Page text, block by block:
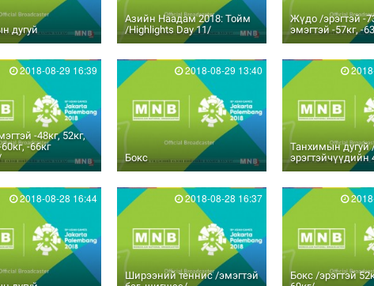
дугуй
Азийн Наадам 2018: Тойм
/Highlights Day 11/
Жүдо /эрэгтэй -
эмэгтэй -57кг, -
-48кг, 52кг,
-66кг
2018-08-29 16:39
Бокс
2018-08-29 13:40
Танхимын дугуй
эрэгтэйчүүдийн
2018-08-28 16:44
Ширээний теннис /эмэгтэй
2018-08-28 16:37
Бокс /эрэгтэй